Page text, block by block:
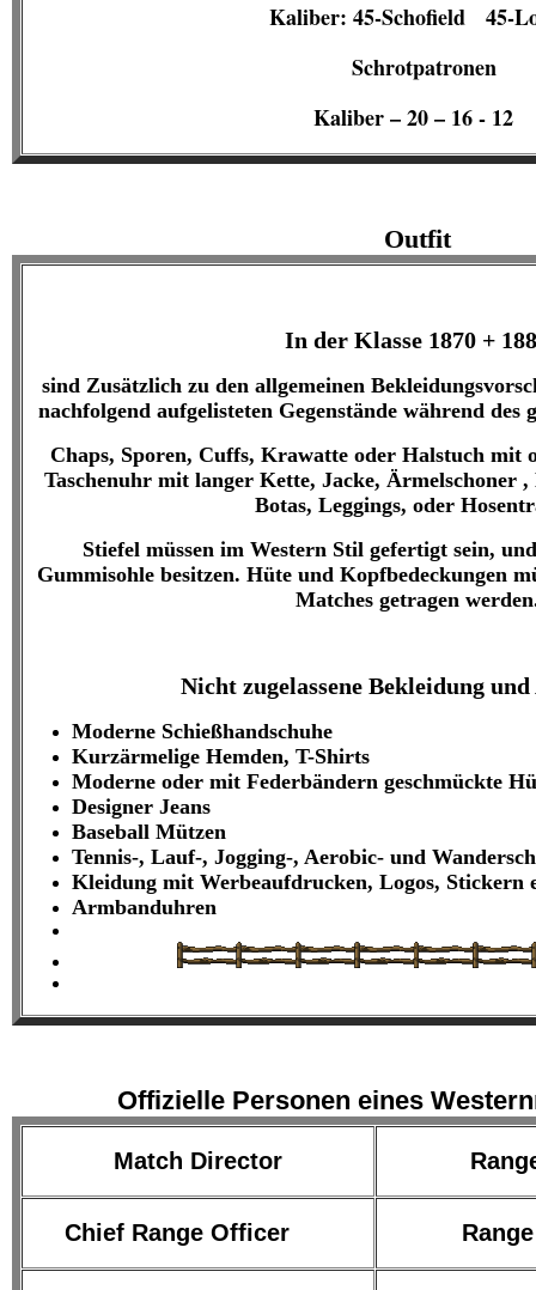
Kaliber: 45-Schofield 45-
Schrotpatronen
Kaliber – 20 – 16 - 12
Outfit
In der Klasse 1870 +
sind Zusätzlich zu den allgemeinen
nachfolgend aufgelisteten Gegenstände während des
Chaps, Sporen, Cuffs, Krawatte oder Halstuch mit
Taschenuhr mit langer Kette, Jacke, Ärmelschoner
Botas, Leggings, oder
Stiefel müssen im Western Stil gefertigt sein,
Gummisohle besitzen. Hüte und Kopfbedeckungen
Matches getragen
Nicht zugelassene Bekleidung
Moderne Schießhandschuhe
Kurzärmelige Hemden, T-Shirts
Moderne oder mit Federbändern geschmückte
Designer Jeans
Baseball Mützen
Tennis-, Lauf-, Jogging-, Aerobic- und
Kleidung mit Werbeaufdrucken, Logos, Stickern
Armbanduhren
Offizielle Personen eines
Match Director
Chief Range Officer